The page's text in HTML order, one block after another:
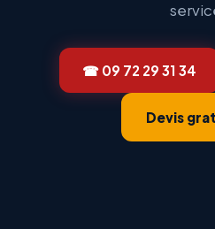
☎ 09 72 29 31 34
Devis